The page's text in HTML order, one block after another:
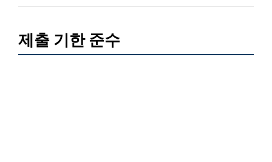
제출 기한 준수